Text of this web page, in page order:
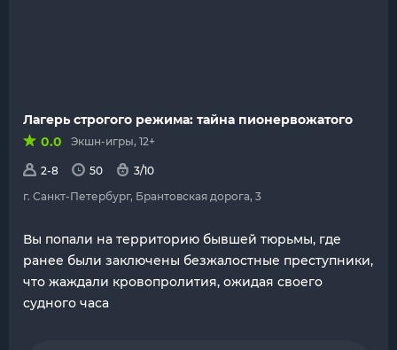
Лагерь строгого режима: тайна пионервожатого
0.0
Экшн-игры, 12+
2-8 50
3/10
г. Санкт-Петербург, Брантовская дорога, 3
Вы попали на территорию бывшей тюрьмы, где
ранее были заключены безжалостные преступники,
что жаждали кровопролития, ожидая своего
судного часа